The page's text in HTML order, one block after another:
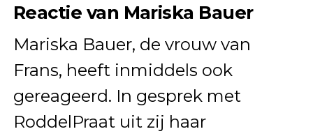
Reactie van Mariska Bauer
Mariska Bauer, de vrouw van
Frans, heeft inmiddels ook
gereageerd. In gesprek met
RoddelPraat uit zij haar